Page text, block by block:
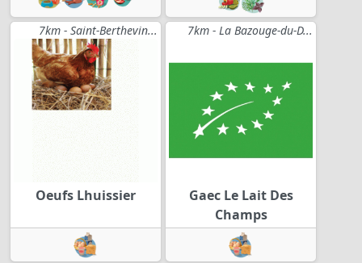
7km - Saint-Berthevin...
Oeufs Lhuissier
7km - La Bazouge-du-D...
Gaec Le Lait Des
Champs